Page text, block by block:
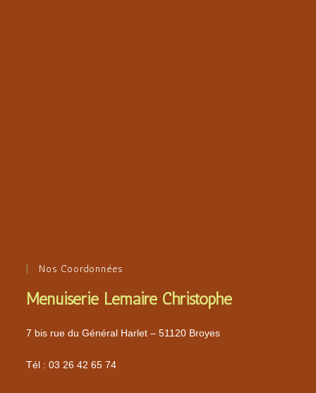
Nos Coordonnées
Menuiserie Lemaire Christophe
7 bis rue du Général Harlet – 51120 Broyes
Tél :03 26 42 65 74